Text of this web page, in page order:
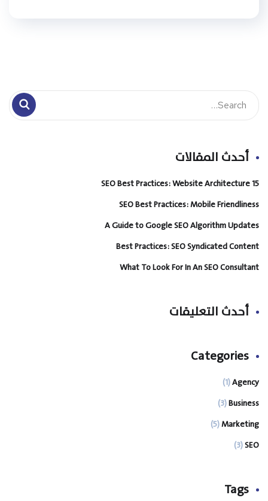
أحدث المقالات
15 SEO Best Practices: Website Architecture
SEO Best Practices: Mobile Friendliness
A Guide to Google SEO Algorithm Updates
Best Practices: SEO Syndicated Content
What To Look For In An SEO Consultant
أحدث التعليقات
Categories
Agency
(1)
Business
(3)
Marketing
(5)
SEO
(3)
Tags